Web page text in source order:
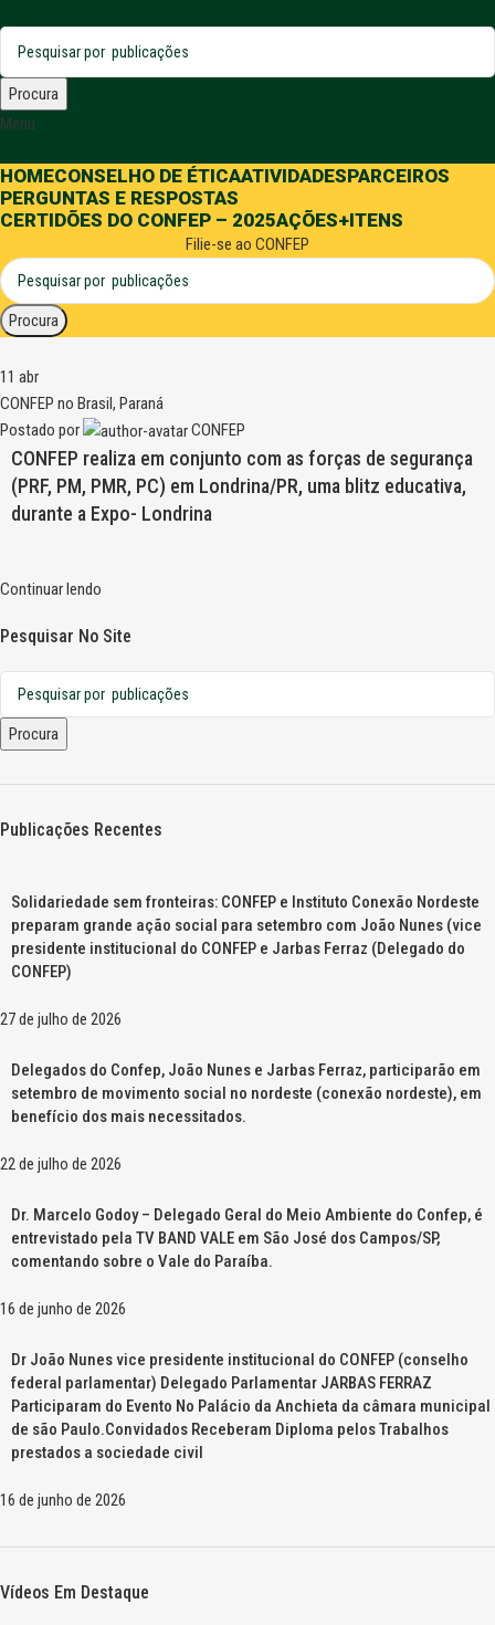
Procura
Menu
HOMECONSELHO DE ÉTICAATIVIDADESPARCEIROS
PERGUNTAS E RESPOSTAS
CERTIDÕES DO CONFEP – 2025AÇÕES+ITENS
Filie-se ao CONFEP
Procura
11 abr
CONFEP no Brasil, Paraná
Postado por
CONFEP
CONFEP realiza em conjunto com as forças de segurança
(PRF, PM, PMR, PC) em Londrina/PR, uma blitz educativa,
durante a Expo- Londrina
Continuar lendo
Pesquisar No Site
Procura
Publicações Recentes
Solidariedade sem fronteiras: CONFEP e Instituto Conexão Nordeste
preparam grande ação social para setembro com João Nunes (vice
presidente institucional do CONFEP e Jarbas Ferraz (Delegado do
CONFEP)
27 de julho de 2026
Delegados do Confep, João Nunes e Jarbas Ferraz, participarão em
setembro de movimento social no nordeste (conexão nordeste), em
benefício dos mais necessitados.
22 de julho de 2026
Dr. Marcelo Godoy – Delegado Geral do Meio Ambiente do Confep, é
entrevistado pela TV BAND VALE em São José dos Campos/SP,
comentando sobre o Vale do Paraíba.
16 de junho de 2026
Dr João Nunes vice presidente institucional do CONFEP (conselho
federal parlamentar) Delegado Parlamentar JARBAS FERRAZ
Participaram do Evento No Palácio da Anchieta da câmara municipal
de são Paulo.Convidados Receberam Diploma pelos Trabalhos
prestados a sociedade civil
16 de junho de 2026
Vídeos Em Destaque